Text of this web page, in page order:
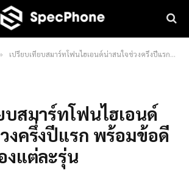
เปรียบเทียบสมาร์ทโฟนไฮเอนด์น่าสนใจช่วงครึ่งปีแรก พร้อมข้อดีและเสียของแต่ละรุ่น
บสมาร์ทโฟนไฮเอนด์
งครึ่งปีแรก พร้อมข้อดี
งแต่ละรุ่น